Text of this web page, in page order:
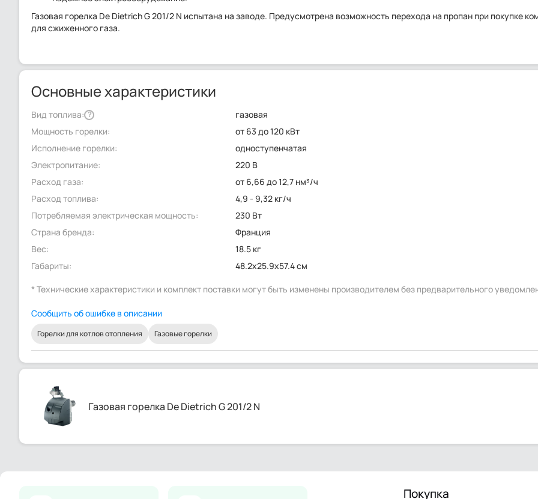
Газовая горелка De Dietrich G 201/2 N испытана на заводе. Предусмотрена возможность перехода на пропан при покупке
для сжиженного газа.
Основные характеристики
Вид топлива: ?
газовая
Мощность горелки:
от 63 до 120 кВт
Исполнение горелки:
одноступенчатая
Электропитание:
220 В
Расход газа:
от 6,66 до 12,7 нм³/ч
Расход топлива:
4,9 - 9,32 кг/ч
Потребляемая электрическая мощность:
230 Вт
Страна бренда:
Франция
Вес:
18.5 кг
Габариты:
48.2x25.9x57.4 см
* Технические характеристики и комплект поставки могут быть изменены производителем без предварительного
Сообщить об ошибке в описании
Горелки для котлов отопления Газовые горелки
Газовая горелка De Dietrich G 201/2 N
Покупка